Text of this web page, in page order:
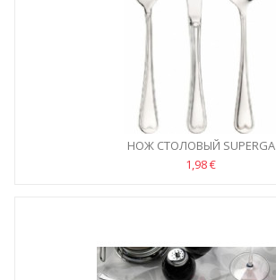
НОЖ СТОЛОВЫЙ SUPERGA
1,98 €